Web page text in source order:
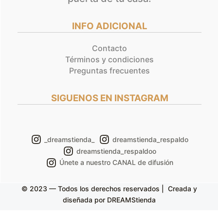
INFO ADICIONAL
Contacto
Términos y condiciones
Preguntas frecuentes
SIGUENOS EN INSTAGRAM
_dreamstienda_
dreamstienda_respaldo
dreamstienda_respaldoo
Únete a nuestro CANAL de difusión
© 2023 — Todos los derechos reservados | Creada y
diseñada por DREAMStienda